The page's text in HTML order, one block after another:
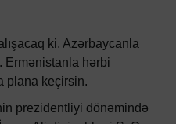
ki, Azərbaycanla
Ermənistanla hərbi
plana keçirsin.
prezidentliyi dönəmində